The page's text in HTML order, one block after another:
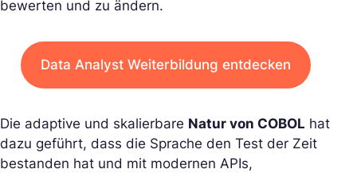
bewerten und zu ändern.
Data Analyst Weiterbildung entdecken
Die adaptive und skalierbare Natur von COBOL hat
dazu geführt, dass die Sprache den Test der Zeit
bestanden hat und mit modernen APIs,